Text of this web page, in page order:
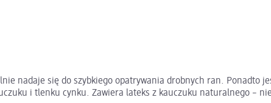
nadaje się do szybkiego opatrywania drobnych ran. Ponadto
i tlenku cynku. Zawiera lateks z kauczuku naturalnego –